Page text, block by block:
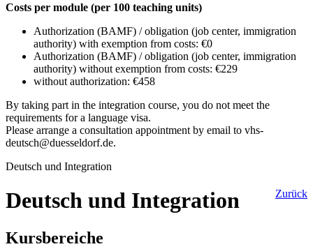
Costs per module (per 100 teaching units)
Authorization (BAMF) / obligation (job center, immigration
authority) with exemption from costs: €0
Authorization (BAMF) / obligation (job center, immigration
authority) without exemption from costs: €229
without authorization: €458
By taking part in the integration course, you do not meet the
requirements for a language visa.
Please arrange a consultation appointment by email to vhs-
deutsch@duesseldorf.de.
Deutsch und Integration
Zurück
Deutsch und Integration
Kursbereiche